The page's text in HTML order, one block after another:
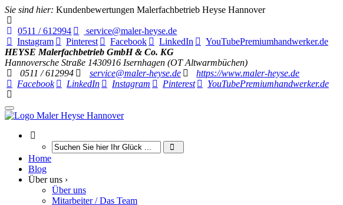
Sie sind hier: Kundenbewertungen Malerfachbetrieb Heyse Hannover
0511 / 612994
service@maler-heyse.de
Instagram
Pinterest Facebook LinkedIn YouTubePremiumhandwerker.de
HEYSE Malerfachbetrieb GmbH & Co. KG
Hannoversche Straße 1430916 Isernhagen (OT Altwarmbüchen)
0511 / 612994
service@maler-heyse.de
https://www.maler-heyse.de
Facebook
LinkedIn Instagram Pinterest YouTubePremiumhandwerker.de
Home
Blog
Über uns ›
Über uns
Mitarbeiter / Das Team